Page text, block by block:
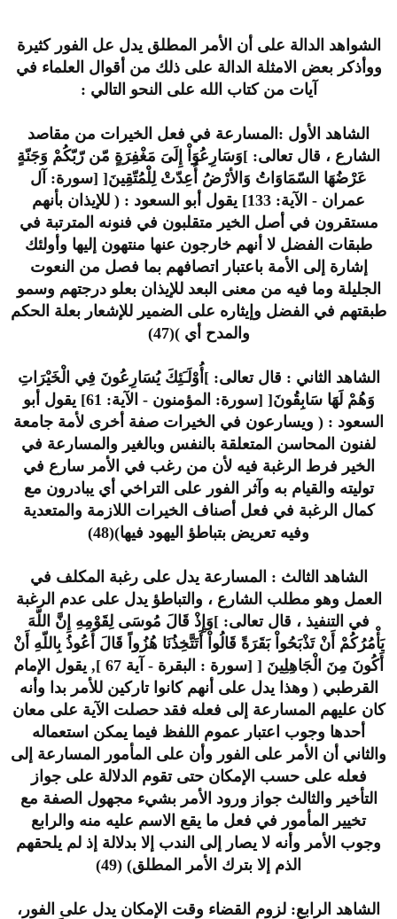
الشواهد الدالة على أن الأمر المطلق يدل عل الفور كثيرة
ووأذكر بعض الامثلة الدالة على ذلك من أقوال العلماء في
آيات من كتاب الله على النحو التالي :
الشاهد الأول :المسارعة في فعل الخيرات من مقاصد
الشارع ، قال تعالى: ]وَسَارِعُوَاْ إِلَىَ مَغْفِرَةٍ مّن رّبّكُمْ وَجَنّةٍ
عَرْضُهَا السّمَاوَاتُ وَالأرْضُ أُعِدّتْ لِلْمُتّقِينَ[ [سورة: آل
عمران - الآية: 133] يقول أبو السعود : ( للإيذان بأنهم
مستقرون في أصل الخير متقلبون في فنونه المترتبة في
طبقات الفضل لا أنهم خارجون عنها منتهون إليها وأولئك
إشارة إلى الأمة باعتبار اتصافهم بما فصل من النعوت
الجليلة وما فيه من معنى البعد للإيذان بعلو درجتهم وسمو
طبقتهم في الفضل وإيثاره على الضمير للإشعار بعلة الحكم
والمدح أي )(47)
الشاهد الثاني : قال تعالى: ]أُوْلَـَئِكَ يُسَارِعُونَ فِي الْخَيْرَاتِ
وَهُمْ لَهَا سَابِقُونَ[ [سورة: المؤمنون - الآية: 61] يقول أبو
السعود : ( ويسارعون في الخيرات صفة أخرى لأمة جامعة
لفنون المحاسن المتعلقة بالنفس وبالغير والمسارعة في
الخير فرط الرغبة فيه لأن من رغب في الأمر سارع في
توليته والقيام به وآثر الفور على التراخي أي يبادرون مع
كمال الرغبة في فعل أصناف الخيرات اللازمة والمتعدية
وفيه تعريض بتباطؤ اليهود فيها)(48)
الشاهد الثالث : المسارعة يدل على رغبة المكلف في
العمل وهو مطلب الشارع ، والتباطؤ يدل على عدم الرغبة
في التنفيذ ، قال تعالى: ]وَإِذْ قَالَ مُوسَى لِقَوْمِهِ إِنَّ اللّهَ
يَأْمُرُكُمْ أَنْ تَذْبَحُواْ بَقَرَةً قَالُواْ أَتَتَّخِذُنَا هُزُواً قَالَ أَعُوذُ بِاللّهِ أَنْ
أَكُونَ مِنَ الْجَاهِلِينَ [ [سورة : البقرة - آية 67 ], يقول الإمام
القرطبي ( وهذا يدل على أنهم كانوا تاركين للأمر بدا وأنه
كان عليهم المسارعة إلى فعله فقد حصلت الآية على معان
أحدها وجوب اعتبار عموم اللفظ فيما يمكن استعماله
والثاني أن الأمر على الفور وأن على المأمور المسارعة إلى
فعله على حسب الإمكان حتى تقوم الدلالة على جواز
التأخير والثالث جواز ورود الأمر بشيء مجهول الصفة مع
تخيير المأمور في فعل ما يقع الاسم عليه منه والرابع
وجوب الأمر وأنه لا يصار إلى الندب إلا بدلالة إذ لم يلحقهم
الذم إلا بترك الأمر المطلق) (49)
الشاهد الرابع: لزوم القضاء وقت الإمكان يدل على الفور،